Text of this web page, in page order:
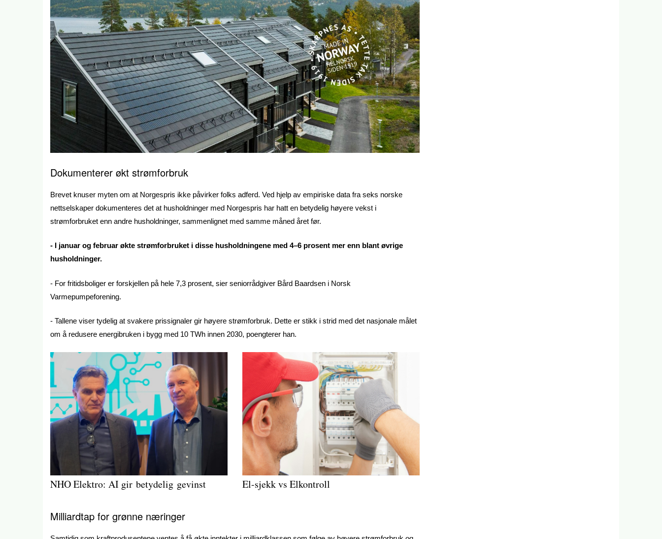
Dokumenterer økt strømforbruk
Brevet knuser myten om at Norgespris ikke påvirker folks adferd. Ved hjelp av empiriske data fra seks norske
nettselskaper dokumenteres det at husholdninger med Norgespris har hatt en betydelig høyere vekst i
strømforbruket enn andre husholdninger, sammenlignet med samme måned året før.
- I januar og februar økte strømforbruket i disse husholdningene med 4–6 prosent mer enn blant øvrige
husholdninger.
- For fritidsboliger er forskjellen på hele 7,3 prosent, sier seniorrådgiver Bård Baardsen i Norsk
Varmepumpeforening.
- Tallene viser tydelig at svakere prissignaler gir høyere strømforbruk. Dette er stikk i strid med det nasjonale målet
om å redusere energibruken i bygg med 10 TWh innen 2030, poengterer han.
NHO Elektro: AI gir betydelig gevinst El-sjekk vs Elkontroll
Milliardtap for grønne næringer